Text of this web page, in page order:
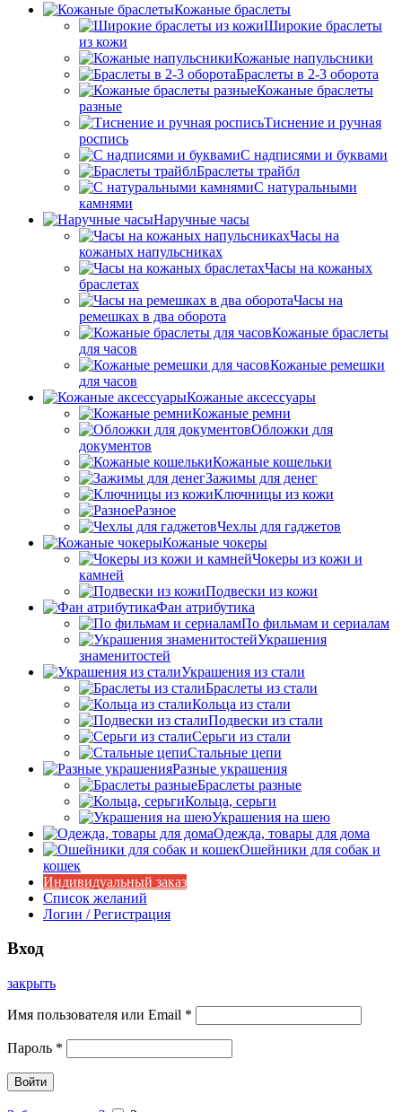
Кожаные браслеты
Широкие браслеты
из кожи
Кожаные напульсники
Браслеты в 2-3 оборота
Кожаные браслеты
разные
Тиснение и ручная
роспись
С надписями и буквами
Браслеты трайбл
С натуральными
камнями
Наручные часы
Часы на
кожаных напульсниках
Часы на кожаных
браслетах
Часы на
ремешках в два оборота
Кожаные браслеты
для часов
Кожаные ремешки
для часов
Кожаные аксессуары
Кожаные ремни
Обложки для
документов
Кожаные кошельки
Зажимы для денег
Ключницы из кожи
Разное
Чехлы для гаджетов
Кожаные чокеры
Чокеры из кожи и
камней
Подвески из кожи
Фан атрибутика
По фильмам и сериалам
Украшения
знаменитостей
Украшения из стали
Браслеты из стали
Кольца из стали
Подвески из стали
Серьги из стали
Стальные цепи
Разные украшения
Браслеты разные
Кольца, серьги
Украшения на шею
Одежда, товары для дома
Ошейники для собак и
кошек
Индивидуальный заказ
Список желаний
Логин / Регистрация
Вход
закрыть
Имя пользователя или Email *
Пароль *
Войти